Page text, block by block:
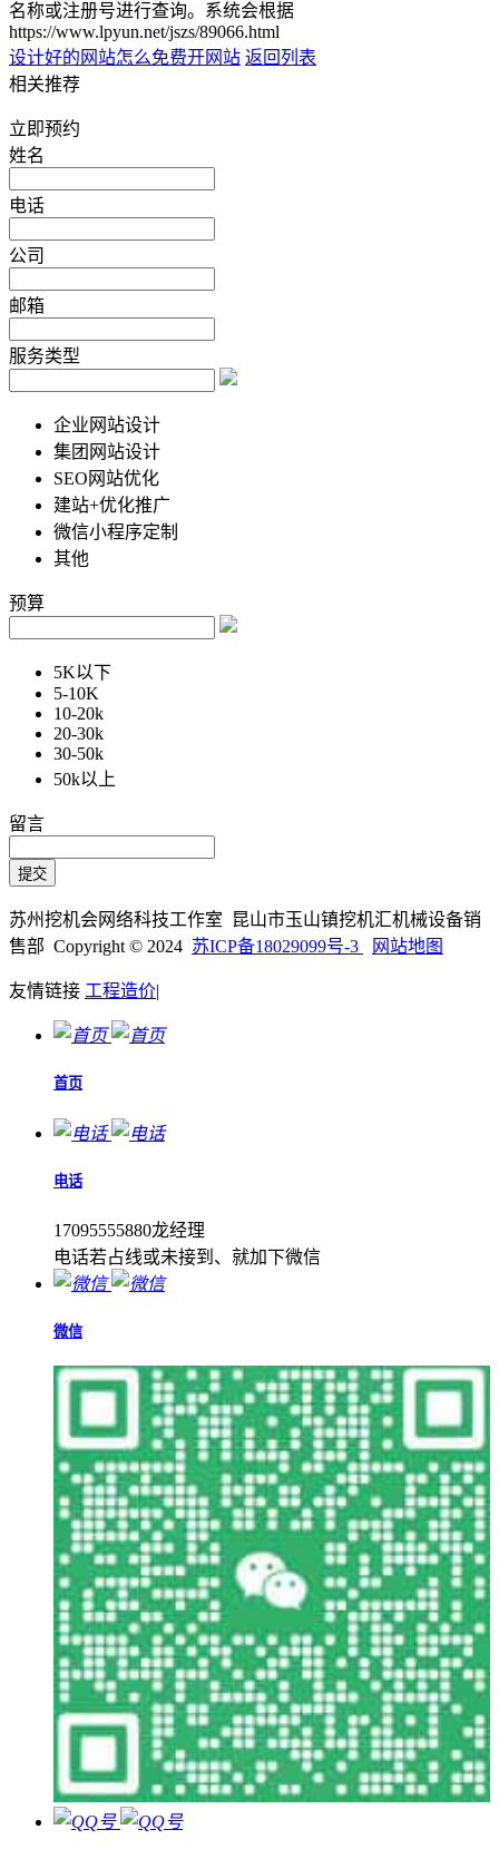
名称或注册号进行查询。系统会根据
https://www.lpyun.net/jszs/89066.html
设计好的网站怎么免费开网站 返回列表
相关推荐
立即预约
姓名
电话
公司
邮箱
服务类型
企业网站设计
集团网站设计
SEO网站优化
建站+优化推广
微信小程序定制
其他
预算
5K以下
5-10K
10-20k
20-30k
30-50k
50k以上
留言
苏州挖机会网络科技工作室 昆山市玉山镇挖机汇机械设备销
售部 Copyright © 2024 苏ICP备18029099号-3 网站地图
友情链接 工程造价|
首页
电话
17095555880龙经理
电话若占线或未接到、就加下微信
微信